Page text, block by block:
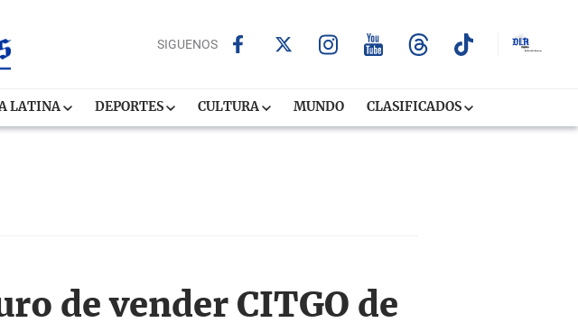
SIGUENOS
LATINA DEPORTES CULTURA MUNDO CLASIFICADOS
de vender CITGO de